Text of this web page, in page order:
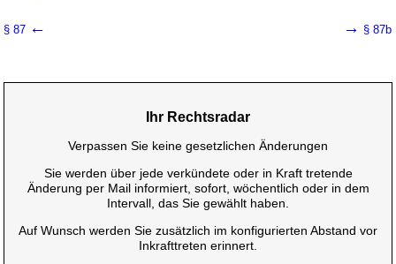
§ 87 ← → § 87b
Ihr Rechtsradar
Verpassen Sie keine gesetzlichen Änderungen
Sie werden über jede verkündete oder in Kraft tretende
Änderung per Mail informiert, sofort, wöchentlich oder in dem
Intervall, das Sie gewählt haben.
Auf Wunsch werden Sie zusätzlich im konfigurierten Abstand vor
Inkrafttreten erinnert.